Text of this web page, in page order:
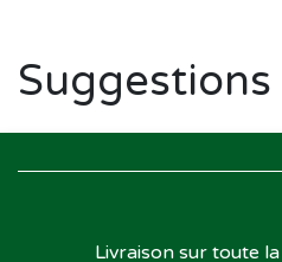
Suggestions
Livraison sur toute